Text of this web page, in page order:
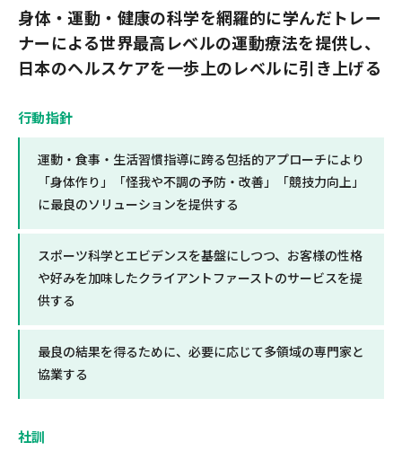
身体・運動・健康の科学を網羅的に学んだトレー
ナーによる世界最高レベルの運動療法を提供し、
日本のヘルスケアを一歩上のレベルに引き上げる
行動指針
運動・食事・生活習慣指導に跨る包括的アプローチにより
「身体作り」「怪我や不調の予防・改善」「競技力向上」
に最良のソリューションを提供する
スポーツ科学とエビデンスを基盤にしつつ、お客様の性格
や好みを加味したクライアントファーストのサービスを提
供する
最良の結果を得るために、必要に応じて多領域の専門家と
協業する
社訓